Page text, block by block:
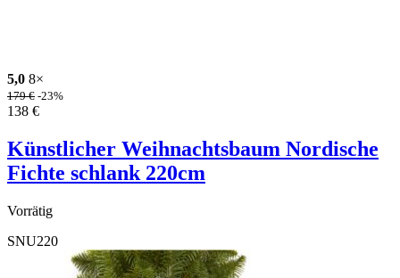
5,0 8×
179€ -23%
138 €
Künstlicher Weihnachtsbaum Nordische
Fichte schlank 220cm
Vorrätig
SNU220